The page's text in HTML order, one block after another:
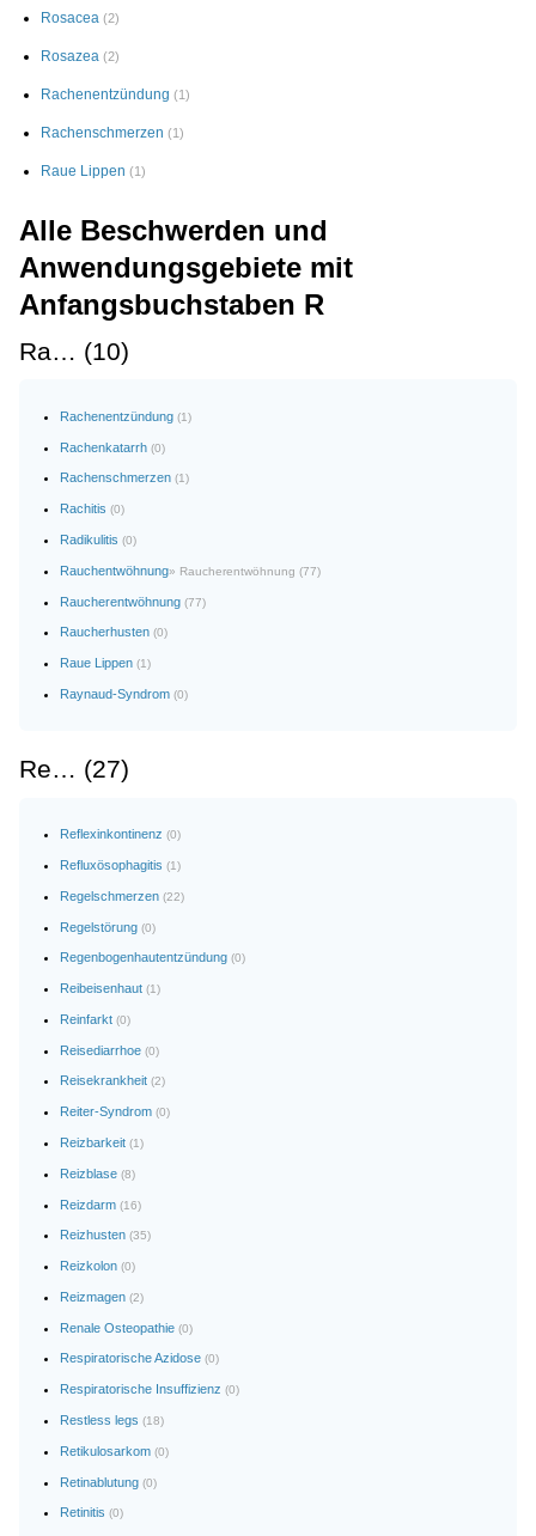
Rosacea (2)
Rosazea (2)
Rachenentzündung (1)
Rachenschmerzen (1)
Raue Lippen (1)
Alle Beschwerden und
Anwendungsgebiete mit
Anfangsbuchstaben R
Ra… (10)
Rachenentzündung (1)
Rachenkatarrh (0)
Rachenschmerzen (1)
Rachitis (0)
Radikulitis (0)
Rauchentwöhnung» Raucherentwöhnung (77)
Raucherentwöhnung (77)
Raucherhusten (0)
Raue Lippen (1)
Raynaud-Syndrom (0)
Re… (27)
Reflexinkontinenz (0)
Refluxösophagitis (1)
Regelschmerzen (22)
Regelstörung (0)
Regenbogenhautentzündung (0)
Reibeisenhaut (1)
Reinfarkt (0)
Reisediarrhoe (0)
Reisekrankheit (2)
Reiter-Syndrom (0)
Reizbarkeit (1)
Reizblase (8)
Reizdarm (16)
Reizhusten (35)
Reizkolon (0)
Reizmagen (2)
Renale Osteopathie (0)
Respiratorische Azidose (0)
Respiratorische Insuffizienz (0)
Restless legs (18)
Retikulosarkom (0)
Retinablutung (0)
Retinitis (0)